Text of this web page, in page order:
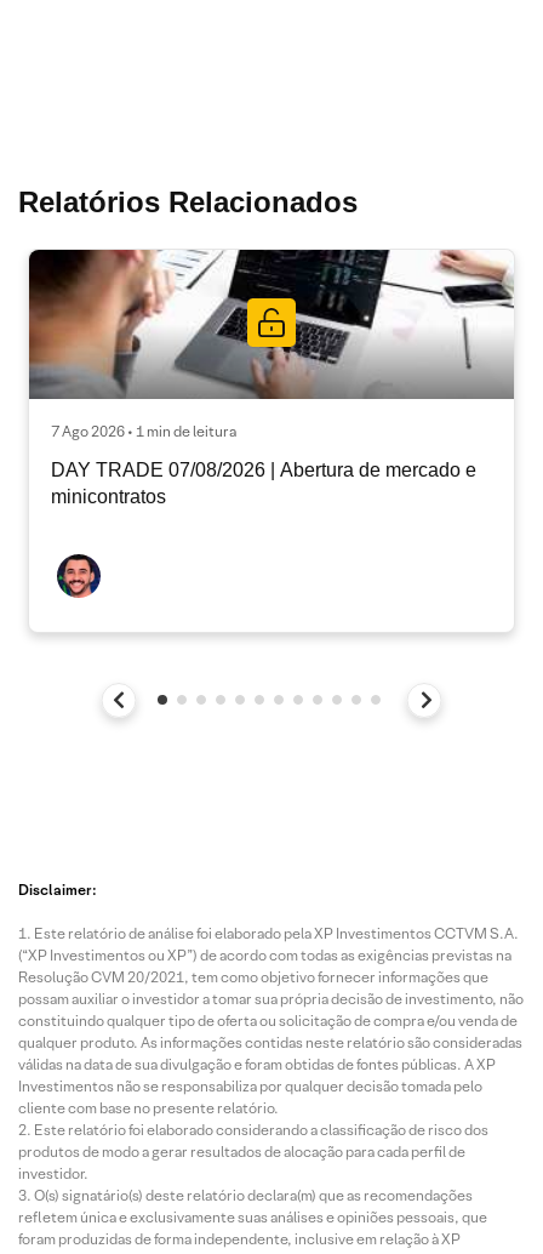
Relatórios Relacionados
7 Ago 2026 • 1 min de leitura
DAY TRADE 07/08/2026 | Abertura de mercado e
minicontratos
Disclaimer:
Este relatório de análise foi elaborado pela XP Investimentos CCTVM S.A.
(“XP Investimentos ou XP”) de acordo com todas as exigências previstas na
Resolução CVM 20/2021, tem como objetivo fornecer informações que
possam auxiliar o investidor a tomar sua própria decisão de investimento, não
constituindo qualquer tipo de oferta ou solicitação de compra e/ou venda de
qualquer produto. As informações contidas neste relatório são consideradas
válidas na data de sua divulgação e foram obtidas de fontes públicas. A XP
Investimentos não se responsabiliza por qualquer decisão tomada pelo
cliente com base no presente relatório.
Este relatório foi elaborado considerando a classificação de risco dos
produtos de modo a gerar resultados de alocação para cada perfil de
investidor.
O(s) signatário(s) deste relatório declara(m) que as recomendações
refletem única e exclusivamente suas análises e opiniões pessoais, que
foram produzidas de forma independente, inclusive em relação à XP